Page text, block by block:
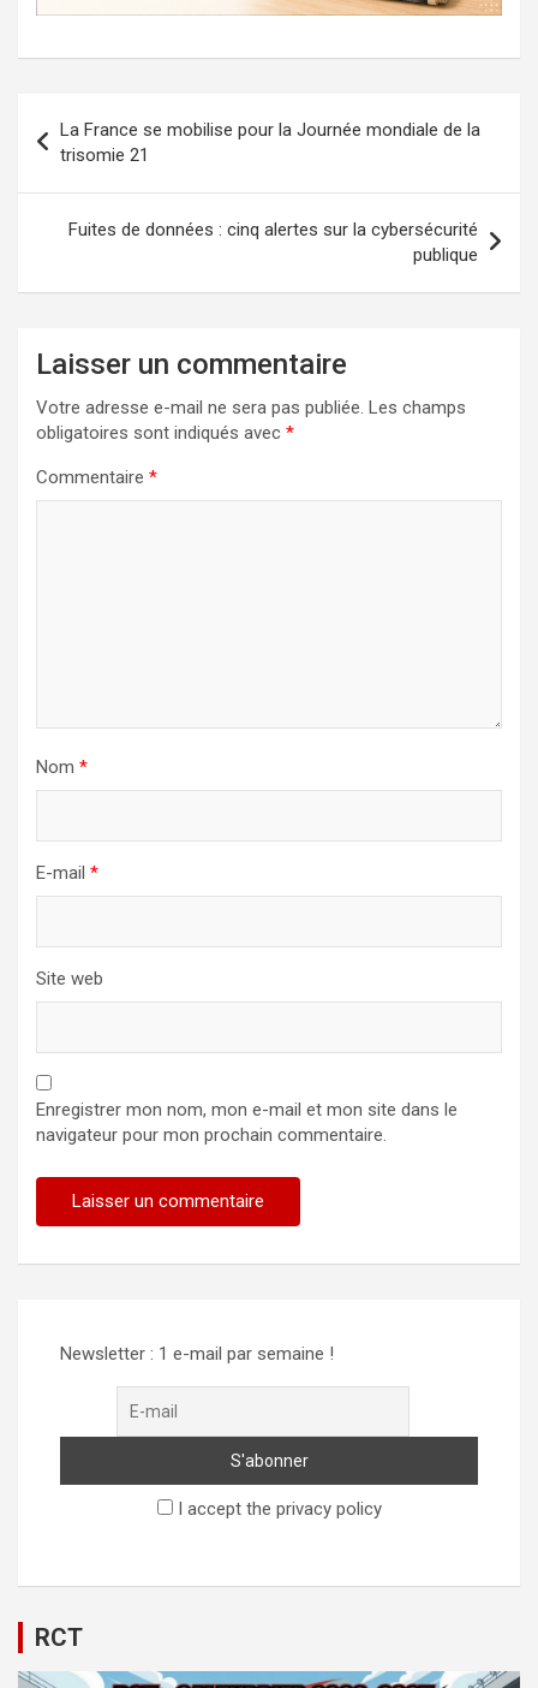
de
l’article
La France se mobilise pour la Journée mondiale de la
trisomie 21
Fuites de données : cinq alertes sur la cybersécurité
publique
Laisser un commentaire
Votre adresse e-mail ne sera pas publiée. Les champs
obligatoires sont indiqués avec *
Commentaire *
Nom *
E-mail *
Site web
Enregistrer mon nom, mon e-mail et mon site dans le
navigateur pour mon prochain commentaire.
Newsletter : 1 e-mail par semaine !
I accept the privacy policy
RCT